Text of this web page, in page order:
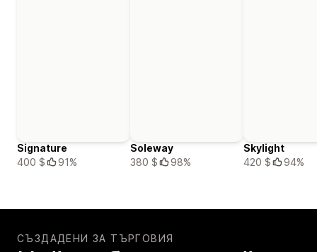
Signature
400 $
91%
Soleway
380 $
98%
Skylight
420 $
94%
СЪЗДАДЕНИ ЗА ТЪРГОВИЯ